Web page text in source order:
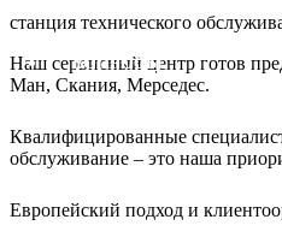
ВОПРОСЫ
станция технического
Наш сервисный центр готов
Ман, Скания, Мерседес.
Квалифицированные
обслуживание – это наша
Европейский подход и